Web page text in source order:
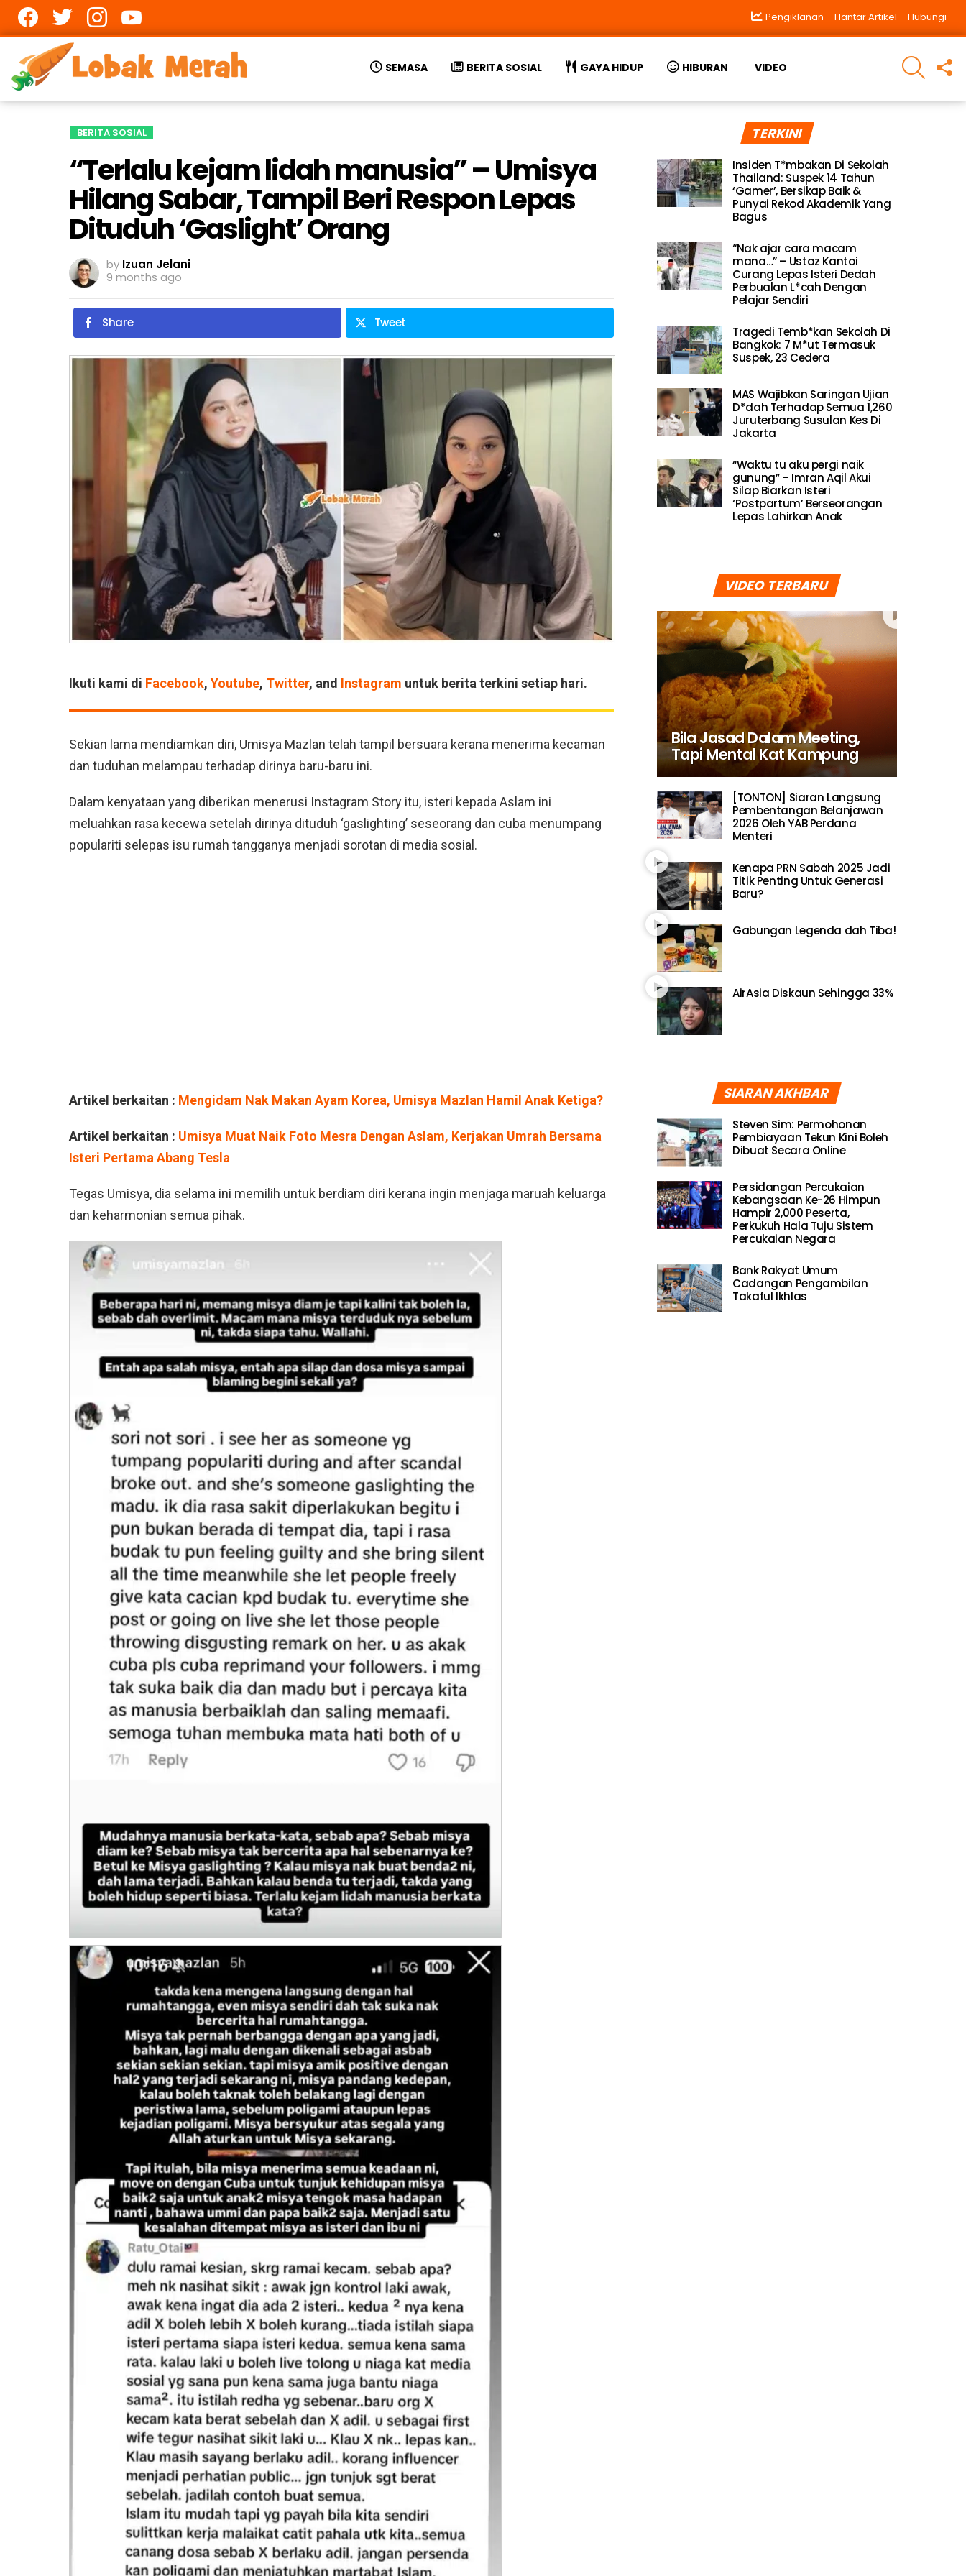
Pengiklanan Hantar Artikel Hubungi
SEMASA BERITA SOSIAL GAYA HIDUP HIBURAN VIDEO
SEARCH
BERITA SOSIAL
“Terlalu kejam lidah manusia” – Umisya
Hilang Sabar, Tampil Beri Respon Lepas
Dituduh ‘Gaslight’ Orang
by Izuan Jelani
9 months ago
Share Tweet
Ikuti kami di Facebook, Youtube, Twitter, and Instagram untuk berita terkini setiap hari.
Sekian lama mendiamkan diri, Umisya Mazlan telah tampil bersuara kerana menerima kecaman
dan tuduhan melampau terhadap dirinya baru-baru ini.
Dalam kenyataan yang diberikan menerusi Instagram Story itu, isteri kepada Aslam ini
meluahkan rasa kecewa setelah dirinya dituduh ‘gaslighting’ seseorang dan cuba menumpang
populariti selepas isu rumah tangganya menjadi sorotan di media sosial.
Artikel berkaitan : Mengidam Nak Makan Ayam Korea, Umisya Mazlan Hamil Anak Ketiga?
Artikel berkaitan : Umisya Muat Naik Foto Mesra Dengan Aslam, Kerjakan Umrah Bersama
Isteri Pertama Abang Tesla
Tegas Umisya, dia selama ini memilih untuk berdiam diri kerana ingin menjaga maruah keluarga
dan keharmonian semua pihak.
TERKINI
Insiden T*mbakan Di Sekolah
Thailand: Suspek 14 Tahun
‘Gamer’, Bersikap Baik &
Punyai Rekod Akademik Yang
Bagus
“Nak ajar cara macam
mana…” – Ustaz Kantoi
Curang Lepas Isteri Dedah
Perbualan L*cah Dengan
Pelajar Sendiri
Tragedi Temb*kan Sekolah Di
Bangkok: 7 M*ut Termasuk
Suspek, 23 Cedera
MAS Wajibkan Saringan Ujian
D*dah Terhadap Semua 1,260
Juruterbang Susulan Kes Di
Jakarta
“Waktu tu aku pergi naik
gunung” – Imran Aqil Akui
Silap Biarkan Isteri
‘Postpartum’ Berseorangan
Lepas Lahirkan Anak
VIDEO TERBARU
Bila Jasad Dalam Meeting,
Tapi Mental Kat Kampung
[TONTON] Siaran Langsung
Pembentangan Belanjawan
2026 Oleh YAB Perdana
Menteri
Kenapa PRN Sabah 2025 Jadi
Titik Penting Untuk Generasi
Baru?
Gabungan Legenda dah Tiba!
AirAsia Diskaun Sehingga 33%
SIARAN AKHBAR
Steven Sim: Permohonan
Pembiayaan Tekun Kini Boleh
Dibuat Secara Online
Persidangan Percukaian
Kebangsaan Ke-26 Himpun
Hampir 2,000 Peserta,
Perkukuh Hala Tuju Sistem
Percukaian Negara
Bank Rakyat Umum
Cadangan Pengambilan
Takaful Ikhlas